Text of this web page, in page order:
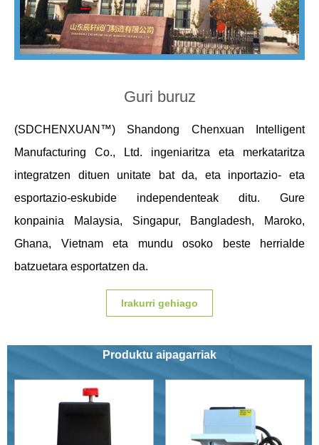
Guri buruz
(SDCHENXUAN™) Shandong Chenxuan Intelligent
Manufacturing Co., Ltd. ingeniaritza eta merkataritza
integratzen dituen unitate bat da, eta inportazio- eta
esportazio-eskubide independenteak ditu. Gure
konpainia Malaysia, Singapur, Bangladesh, Maroko,
Ghana, Vietnam eta mundu osoko beste herrialde
batzuetara esportatzen da.
Irakurri gehiago
Produktu aipagarriak